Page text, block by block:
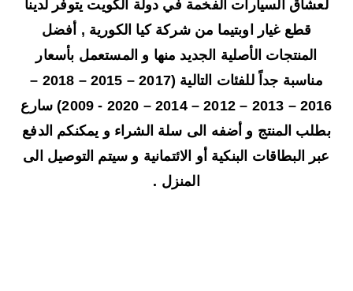
لعشاق السيارات الفخمة في دولة الكويت يتوفر لدينا
قطع غيار اوبتيما من شركة كيا الكورية , أفضل
المنتجات الأصلية الجديد منها و المستعمل بأسعار
مناسبة جداً للفئات التالية (2017 – 2015 – 2018 –
2016 – 2013 – 2012 – 2014 – 2020 - 2009) سارع
بطلب المنتج و أضفه الى سلة الشراء و يمكنكم الدفع
عبر البطاقات البنكية أو الائتمانية و سيتم التوصيل الى
المنزل .